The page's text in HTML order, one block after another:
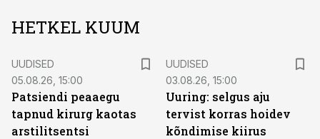
HETKEL KUUM
UUDISED
05.08.26, 15:00
Patsiendi peaaegu
tapnud kirurg kaotas
arstilitsentsi
UUDISED
03.08.26, 15:00
Uuring: selgus aju
tervist korras hoidev
kõndimise kiirus